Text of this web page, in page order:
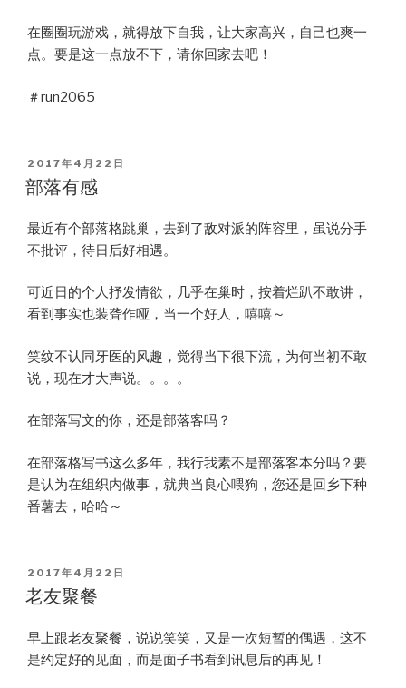
在圈圈玩游戏，就得放下自我，让大家高兴，自己也爽一
点。要是这一点放不下，请你回家去吧！
＃run2065
POSTED
ON
2017年4月22日
部落有感
最近有个部落格跳巢，去到了敌对派的阵容里，虽说分手
不批评，待日后好相遇。
可近日的个人抒发情欲，几乎在巢时，按着烂趴不敢讲，
看到事实也装聋作哑，当一个好人，嘻嘻～
笑纹不认同牙医的风趣，觉得当下很下流，为何当初不敢
说，现在才大声说。。。。
在部落写文的你，还是部落客吗？
在部落格写书这么多年，我行我素不是部落客本分吗？要
是认为在组织内做事，就典当良心喂狗，您还是回乡下种
番薯去，哈哈～
POSTED
ON
2017年4月22日
老友聚餐
早上跟老友聚餐，说说笑笑，又是一次短暂的偶遇，这不
是约定好的见面，而是面子书看到讯息后的再见！